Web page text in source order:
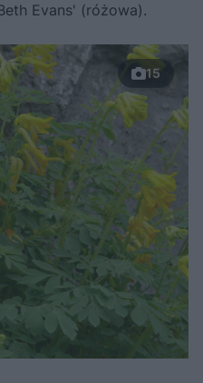
Evans' (różowa).
15